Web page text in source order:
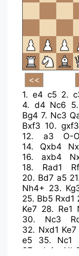
1. e4 c5 2.
4. d4 Nc6 5.
Bg4 7. Nc3
Bxf3 10. gxf3
12. a3 O-O
14. Qxb4
16. axb4
18. Rad1
20. Bd7 a5
Nh4+ 23.
25. Bb5 Rxd1
Ke7 28. Re1
30. Nc3
32. Nxd1 Ke7
e5
35. Nc1
37. b4 Nb2